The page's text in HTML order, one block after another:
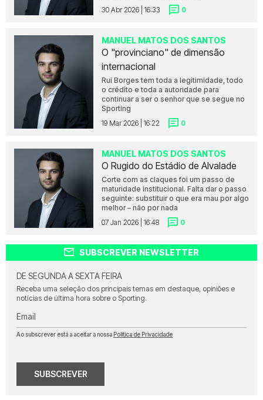
30 Abr 2026 | 16:33
0
MANUEL MATOS DOS SANTOS
O "provinciano" de dimensão
internacional
Rui Borges tem toda a legitimidade, todo
o crédito e toda a autoridade para
continuar a ser o senhor que se segue no
Sporting
19 Mar 2026 | 16:22
0
MANUEL MATOS DOS SANTOS
O Rugido do Estádio de Alvalade
Corte com as claques foi um passo de
maturidade institucional. Falta dar o passo
seguinte: substituir o que era mau por algo
melhor – não por nada
07 Jan 2026 | 16:48
0
SUBSCREVER NEWSLETTER
DE SEGUNDA A SEXTA FEIRA
Receba uma seleção dos principais temas em destaque, opiniões e
notícias de última hora sobre o Sporting.
Email
Ao subscrever está a aceitar a nossa Política de Privacidade
SUBSCREVER